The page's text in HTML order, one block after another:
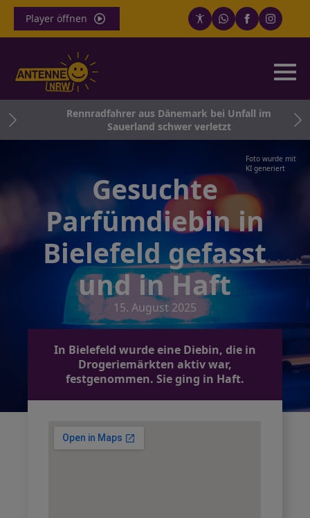
Player öffnen
Rennradfahrer aus Dänemark bei Unfall im
Sauerland schwer verletzt
Foto wurde mit
KI generiert
Gesuchte
Parfümdiebin in
Bielefeld gefasst
und in Haft
15. August 2025
In Bielefeld wurde eine Diebin, die in
Drogeriemärkten aktiv war,
festgenommen. Sie ging in Haft.